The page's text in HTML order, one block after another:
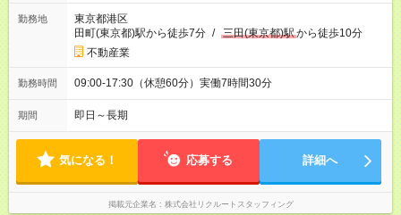
勤務地
東京都港区
田町(東京都)駅から徒歩7分 / 三田(東京都)駅から徒歩10分
不動産業
勤務時間 09:00-17:30（休憩60分）実働7時間30分
期間 即日～長期
気になる！ 応募する 詳細へ
掲載元企業名 株式会社リクルートスタッフィング